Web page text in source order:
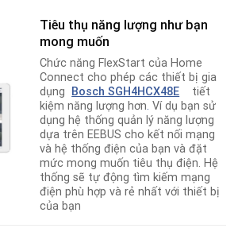
Tiêu thụ năng lượng như bạn
mong muốn
Chức năng FlexStart của Home
Connect cho phép các thiết bị gia
dụng
Bosch SGH4HCX48E
tiết
kiệm năng lượng hơn. Ví dụ bạn sử
dụng hệ thống quản lý năng lượng
dựa trên EEBUS cho kết nối mạng
và hệ thống điện của bạn và đặt
mức mong muốn tiêu thụ điện. Hệ
thống sẽ tự động tìm kiếm mạng
điện phù hợp và rẻ nhất với thiết bị
của bạn